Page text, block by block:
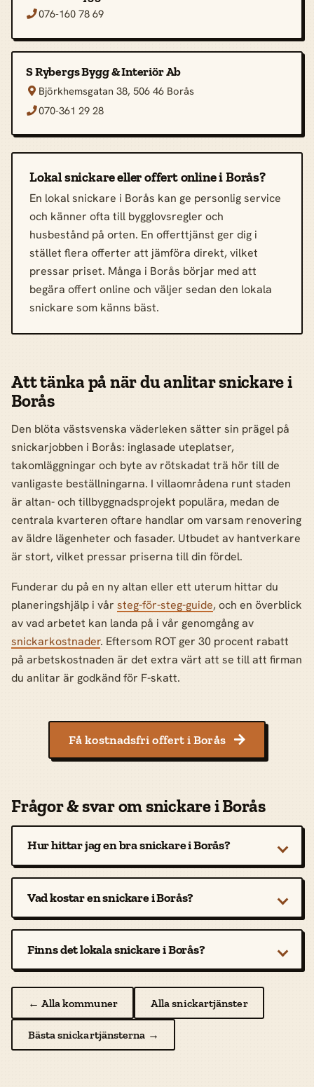
076-160 78 69
S Rybergs Bygg & Interiör Ab
 Björkhemsgatan 38, 506 46 Borås
070-361 29 28
Lokal snickare eller offert online i Borås?
En lokal snickare i Borås kan ge personlig service
och känner ofta till bygglovsregler och
husbestånd på orten. En offerttjänst ger dig i
stället flera offerter att jämföra direkt, vilket
pressar priset. Många i Borås börjar med att
begära offert online och väljer sedan den lokala
snickare som känns bäst.
Att tänka på när du anlitar snickare i
Borås
Den blöta västsvenska väderleken sätter sin prägel på
snickarjobben i Borås: inglasade uteplatser,
takomläggningar och byte av rötskadat trä hör till de
vanligaste beställningarna. I villaområdena runt staden
är altan- och tillbyggnadsprojekt populära, medan de
centrala kvarteren oftare handlar om varsam renovering
av äldre lägenheter och fasader. Utbudet av hantverkare
är stort, vilket pressar priserna till din fördel.
Funderar du på en ny altan eller ett uterum hittar du
planeringshjälp i vår steg-för-steg-guide, och en överblick
av vad arbetet kan landa på i vår genomgång av
snickarkostnader. Eftersom ROT ger 30 procent rabatt
på arbetskostnaden är det extra värt att se till att firman
du anlitar är godkänd för F-skatt.
Få kostnadsfri offert i Borås 
Frågor & svar om snickare i Borås
Hur hittar jag en bra snickare i Borås?
Vad kostar en snickare i Borås?
Finns det lokala snickare i Borås?
← Alla kommuner Alla snickartjänster
Bästa snickartjänsterna →